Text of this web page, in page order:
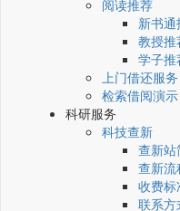
阅读推荐
新书通
教授
学子
上门借还服务
检索借阅演示
科研服务
科技查新
查新站
查新流
收费标
联系方